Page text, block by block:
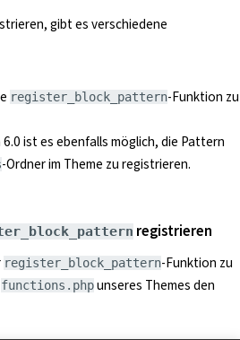
gibt es verschiedene
register_block_pattern-Funktion zu
ist es ebenfalls möglich, die Pattern
-Ordner im Theme zu registrieren.
registrieren
register_block_pattern-Funktion zu
functions.phpunseres Themes den